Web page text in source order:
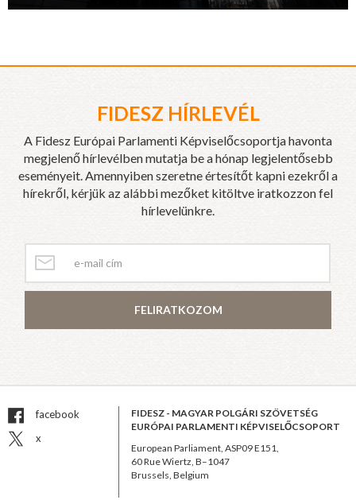
FIDESZ HÍRLEVÉL
A Fidesz Európai Parlamenti Képviselőcsoportja havonta
megjelenő hírlevélben mutatja be a hónap legjelentősebb
eseményeit. Amennyiben szeretne értesítőt kapni ezekről a
hírekről, kérjük az alábbi mezőket kitöltve iratkozzon fel
hírlevelünkre.
FELIRATKOZOM
facebook
x
FIDESZ - MAGYAR POLGÁRI SZÖVETSÉG
EURÓPAI PARLAMENTI KÉPVISELŐCSOPORT
European Parliament, ASP09 E151,
60 Rue Wiertz, B–1047
Brussels, Belgium